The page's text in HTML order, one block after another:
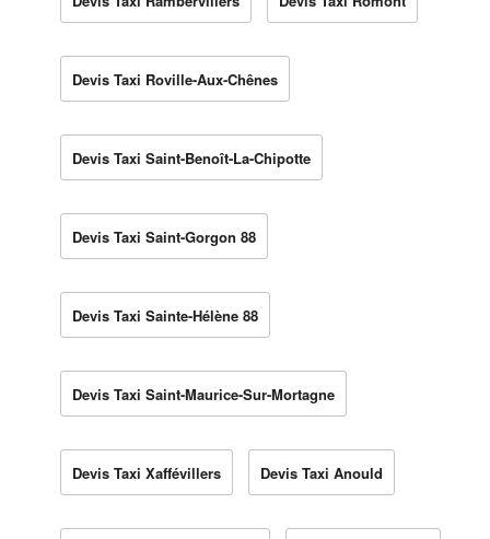
Devis Taxi Roville-Aux-Chênes
Devis Taxi Saint-Benoît-La-Chipotte
Devis Taxi Saint-Gorgon 88
Devis Taxi Sainte-Hélène 88
Devis Taxi Saint-Maurice-Sur-Mortagne
Devis Taxi Xaffévillers Devis Taxi Anould